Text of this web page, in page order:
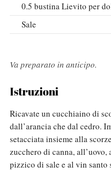
0.5 bustinaLievito per
Sale
Va preparato in anticipo.
Istruzioni
Ricavate un cucchiaino di
dall’arancia che dal cedro.
setacciata insieme alla
zucchero di canna,
pizzico di sale e al vin